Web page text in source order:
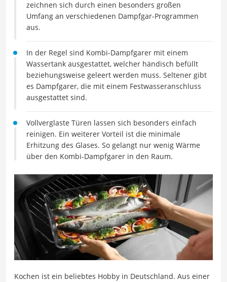
zeichnen sich durch einen besonders großen
Umfang an verschiedenen Dampfgar-Programmen
aus.
In der Regel sind Kombi-Dampfgarer mit einem
Wassertank ausgestattet, welcher händisch befüllt
beziehungsweise geleert werden muss. Seltener gibt
es Dampfgarer, die mit einem Festwasseranschluss
ausgestattet sind.
Vollverglaste Türen lassen sich besonders einfach
reinigen. Ein weiterer Vorteil ist die minimale
Erhitzung des Glases. So gelangt nur wenig Wärme
über den Kombi-Dampfgarer in den Raum.
Kochen ist ein beliebtes Hobby in Deutschland. Aus einer